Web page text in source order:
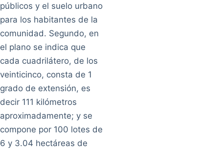
públicos y el suelo urbano
para los habitantes de la
comunidad. Segundo, en
el plano se indica que
cada cuadrilátero, de los
veinticinco, consta de 1
grado de extensión, es
decir 111 kilómetros
aproximadamente; y se
compone por 100 lotes de
6 y 3.04 hectáreas de